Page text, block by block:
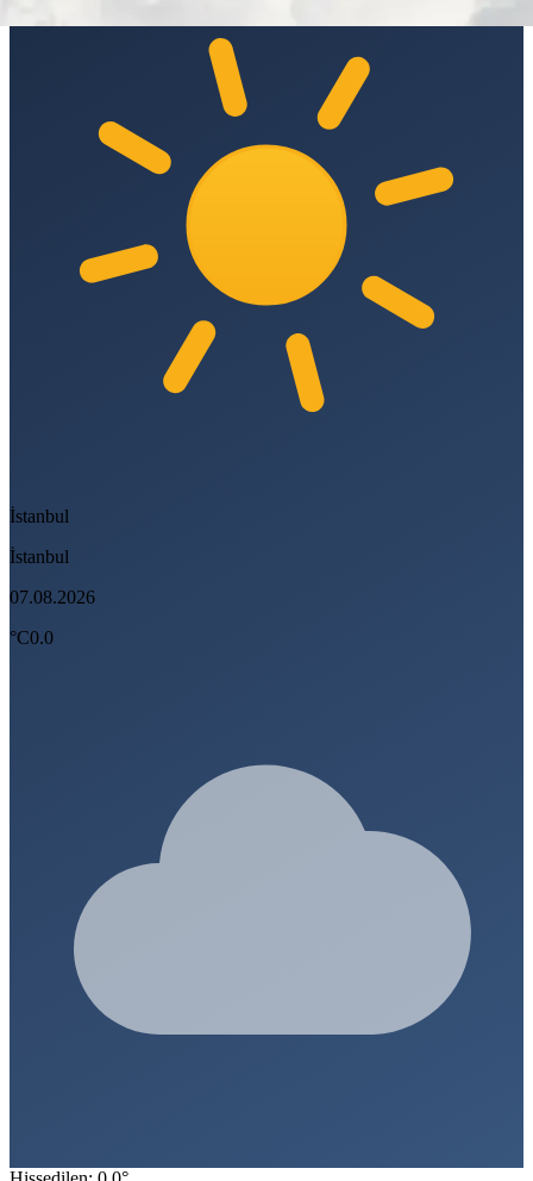
İstanbul
İstanbul
07.08.2026
°C0.0